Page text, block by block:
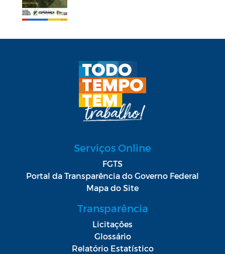
Serviços Online
FGTS
Portal da Transparência do Governo Federal
Mapa do Site
Transparência
Licitações
Glossário
Relatório Estatístico